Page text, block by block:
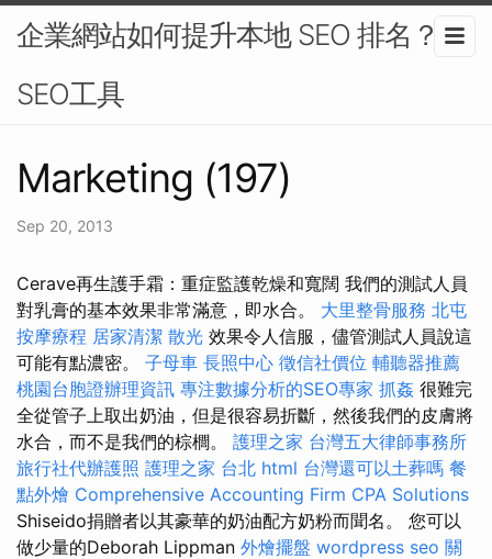
企業網站如何提升本地 SEO 排名？-
SEO工具
Marketing (197)
Sep 20, 2013
Cerave再生護手霜：重症監護乾燥和寬闊 我們的測試人員
對乳膏的基本效果非常滿意，即水合。 大里整骨服務 北屯
按摩療程 居家清潔 散光 效果令人信服，儘管測試人員說這
可能有點濃密。 子母車 長照中心 徵信社價位 輔聽器推薦
桃園台胞證辦理資訊 專注數據分析的SEO專家 抓姦 很難完
全從管子上取出奶油，但是很容易折斷，然後我們的皮膚將
水合，而不是我們的棕櫚。 護理之家 台灣五大律師事務所
旅行社代辦護照 護理之家 台北 html 台灣還可以土葬嗎 餐
點外燴 Comprehensive Accounting Firm CPA Solutions
Shiseido捐贈者以其豪華的奶油​​配方奶粉而聞名。 您可以
做少量的Deborah Lippman 外燴擺盤 wordpress seo 關